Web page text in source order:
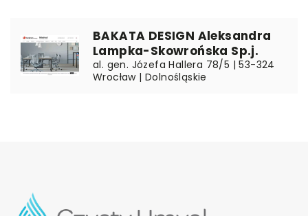
BAKATA DESIGN Aleksandra
Lampka-Skowrońska Sp.j.
al. gen. Józefa Hallera 78/5 | 53-324
Wrocław | Dolnośląskie